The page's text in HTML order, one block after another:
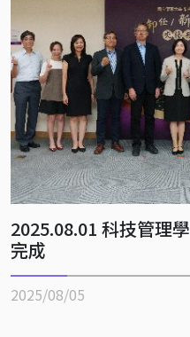
2025.08.01 科技管理
完成
2025/08/05